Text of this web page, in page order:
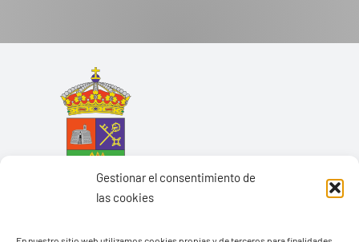
Gestionar el consentimiento de
las cookies